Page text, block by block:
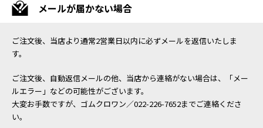
メールが届かない場合
ご注文後、当店より通常2営業日以内に必ずメールを返信いたしま
す。
ご注文後、自動返信メールの他、当店から連絡がない場合は、「メー
ルエラー」などの可能性がございます。
大変お手数ですが、ゴムクロワン／022-226-7652までご連絡くださ
い。